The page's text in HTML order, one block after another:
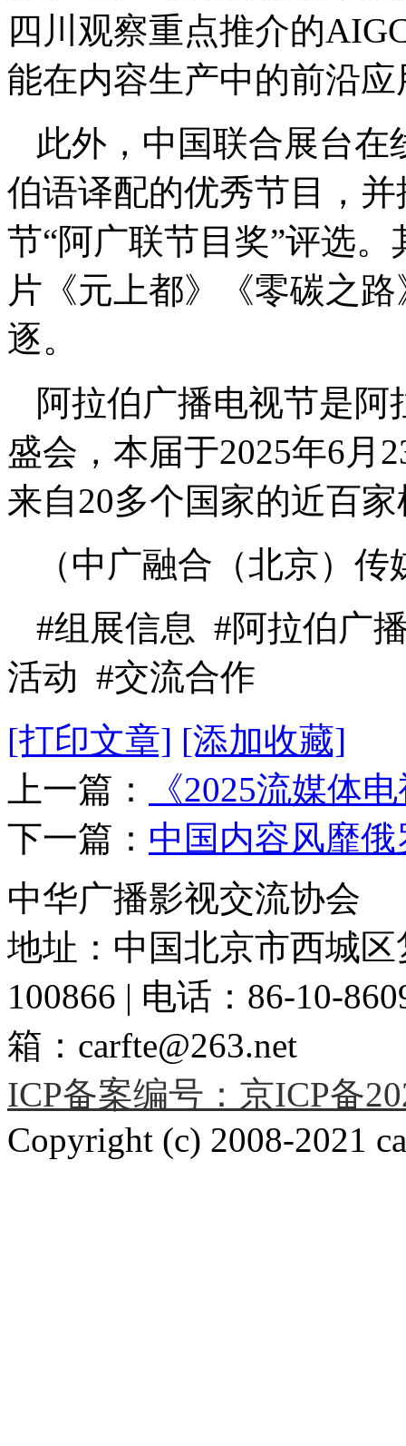
四川观察重点推介的
能在内容生产中的前沿
此外，中国联合展台
伯语译配的优秀节目，
节“阿广联节目奖”评选
片《元上都》《零碳之
逐。
阿拉伯广播电视节是
盛会，本届于2025年6月
来自20多个国家的近百
（中广融合（北京）
#组展信息 #阿拉伯广
活动 #交流合作
[打印文章] [添加收藏]
上一篇：
《2025流媒体
下一篇： 中国内容风靡俄
中华广播影视交流协会
地址：中国北京市西城
100866 | 电话：86-10-
箱：carfte@263.net
ICP备案编号：京ICP备
Copyright (c) 2008-2021